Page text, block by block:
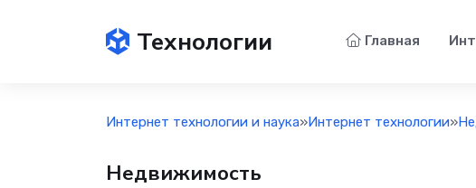
Технологии Главная
Интернет технологии и наука»Интернет технологии»
Недвижимость